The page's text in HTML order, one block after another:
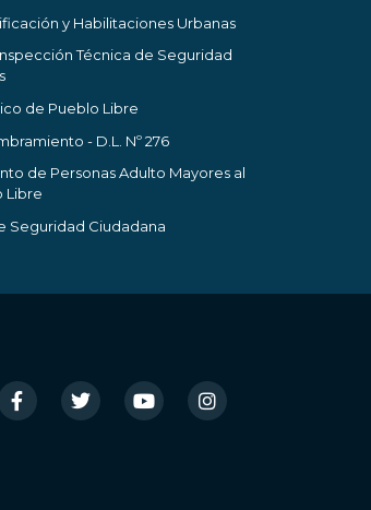
y Habilitaciones Urbanas
Técnica de Seguridad
de Pueblo Libre
- D.L. Nº 276
de Personas Adulto Mayores al
Libre
Seguridad Ciudadana